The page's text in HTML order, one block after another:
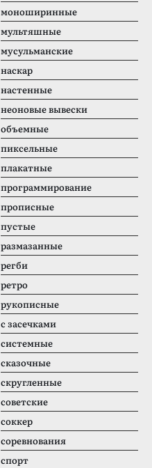
моноширинные
мультяшные
мусульманские
наскар
настенные
неоновые вывески
объемные
пиксельные
плакатные
программирование
прописные
пустые
размазанные
регби
ретро
рукописные
с засечками
системные
сказочные
скругленные
советские
соккер
соревнования
спорт